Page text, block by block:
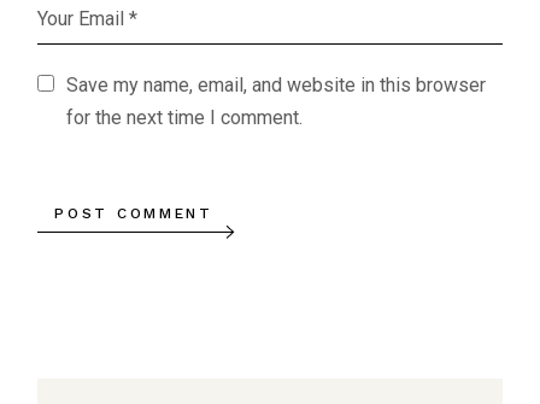
Save my name, email, and website in this browser
for the next time I comment.
POST COMMENT